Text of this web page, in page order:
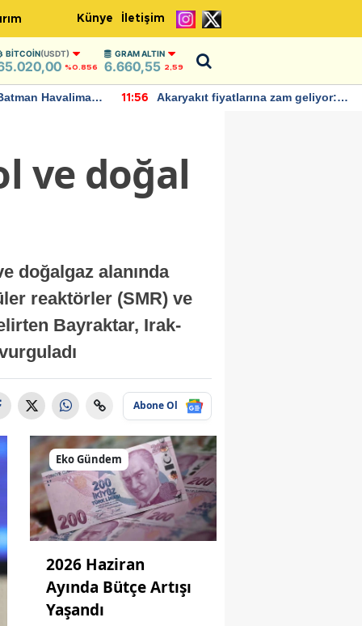
Künye İletişim
BITCOIN(USDT)
%0.856
GRAM ALTIN
6.660,55 2,59
Havalimanı
11:56
Akaryakıt fiyatlarına zam geliyor:
ve doğal
doğalgaz alanında
reaktörler (SMR) ve
Bayraktar, Irak-
Abone Ol
Eko Gündem
2026 Haziran
Ayında Bütçe Artışı
Yaşandı